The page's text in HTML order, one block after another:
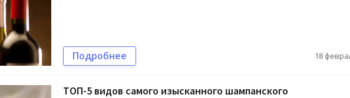
Подробнее 18
ТОП-5 видов самого изысканного шампанского